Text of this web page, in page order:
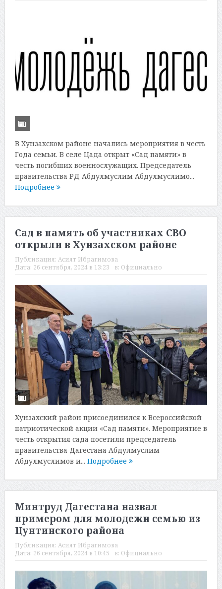
В Хунзахском районе начались мероприятия в честь
Года семьи. В селе Цада открыт «Сад памяти» в
честь погибших военнослужащих. Председатель
правительства РД Абдулмуслим Абдулмуслимо...
Подробнее
Сад в память об участниках СВО
открыли в Хунзахском районе
Публикация: Асият Ибрагимова
Дата: 26 сентября, 2024 в 13:23 в: Официально
Хунзахский район присоединился к Всероссийской
патриотической акции «Сад памяти». Мероприятие в
честь открытия сада посетили председатель
правительства Дагестана Абдулмуслим
Абдулмуслимов и... Подробнее
Минтруд Дагестана назвал
примером для молодежи семью из
Цунтинского района
Публикация: Асият Ибрагимова
Дата: 26 сентября, 2024 в 10:45 в: Официально